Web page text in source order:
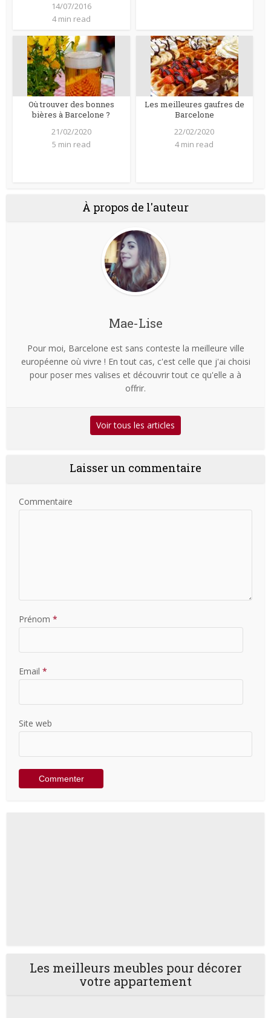
14/07/2016
4 min read
Où trouver des bonnes
bières à Barcelone ?
21/02/2020
5 min read
Les meilleures gaufres de
Barcelone
22/02/2020
4 min read
À propos de l'auteur
Mae-Lise
Pour moi, Barcelone est sans conteste la meilleure ville
européenne où vivre ! En tout cas, c'est celle que j'ai choisi
pour poser mes valises et découvrir tout ce qu'elle a à
offrir.
Voir tous les articles
Laisser un commentaire
Commentaire
Prénom *
Email *
Site web
Les meilleurs meubles pour décorer
votre appartement